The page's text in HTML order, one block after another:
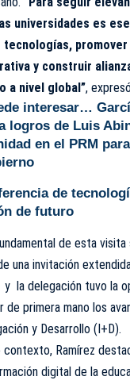
universidades es
tecnologías,
y construir
a nivel global”,
interesar…
logros de Luis
en el PRM
de
de futuro
de esta visita
una invitación
y la delegación tuvo la
de primera mano los
y Desarrollo (I+D).
contexto, Ramírez
digital de la